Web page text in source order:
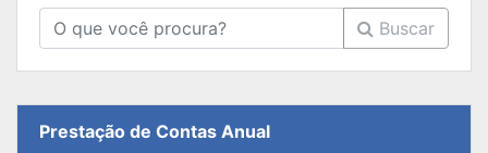
Buscar
Prestação de Contas Anual